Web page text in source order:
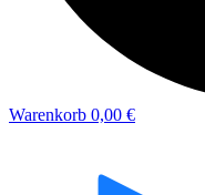
Warenkorb 0,00 €